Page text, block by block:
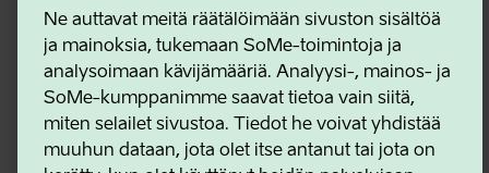
Ne auttavat meitä räätälöimään sivuston sisältöä
ja mainoksia, tukemaan SoMe-toimintoja ja
analysoimaan kävijämääriä. Analyysi-, mainos- ja
SoMe-kumppanimme saavat tietoa vain siitä,
miten selailet sivustoa. Tiedot he voivat yhdistää
muuhun dataan, jota olet itse antanut tai jota on